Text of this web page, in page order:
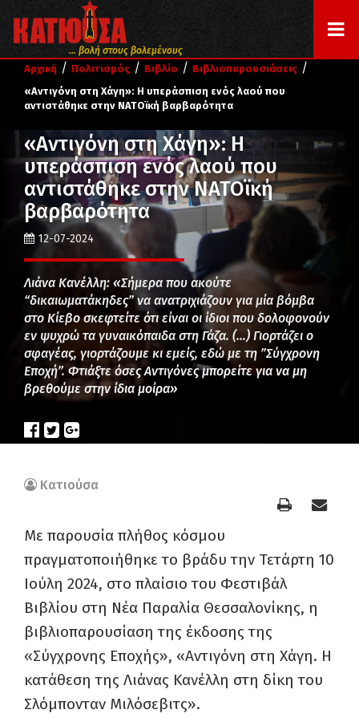
... βολή στους βολεμένους
Αρχική / Πολιτισμός / Βιβλίο / Βιβλιοπαρουσιάσεις /
«Αντιγόνη στη Χάγη»: Η υπεράσπιση ενός λαού που
αντιστάθηκε στην ΝΑΤΟϊκή βαρβαρότητα
«Αντιγόνη στη Χάγη»: Η
υπεράσπιση ενός λαού που
αντιστάθηκε στην ΝΑΤΟϊκή
βαρβαρότητα
12-07-2024
Λιάνα Κανέλλη: «Σήμερα που ακούτε
“δικαιωματάκηδες” να ανατριχιάζουν για μία βόμβα
στο Κίεβο σκεφτείτε ότι είναι οι ίδιοι που δολοφονούν
εν ψυχρώ τα γυναικόπαιδα στη Γάζα. (…) Γιορτάζει ο
σφαγέας, γιορτάζουμε κι εμείς, εδώ με τη ”Σύγχρονη
Εποχή”. Φτιάξτε όσες Αντιγόνες μπορείτε για να μη
βρεθούμε στην ίδια μοίρα»
Κατιούσα
Με παρουσία πλήθος κόσμου
πραγματοποιήθηκε το βράδυ την Τετάρτη 10
Ιούλη 2024, στο πλαίσιο του Φεστιβάλ
Βιβλίου στη Νέα Παραλία Θεσσαλονίκης, η
βιβλιοπαρουσίαση της έκδοσης της
«Σύγχρονης Εποχής», «Αντιγόνη στη Χάγη. Η
κατάθεση της Λιάνας Κανέλλη στη δίκη του
Σλόμπονταν Μιλόσεβιτς».